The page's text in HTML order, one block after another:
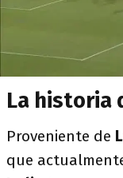
La historia
Proveniente de
que